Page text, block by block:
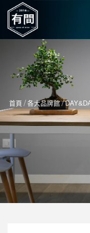
首頁 / 各大品牌館/